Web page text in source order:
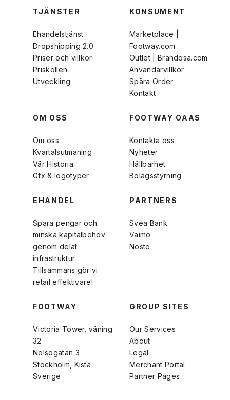
TJÄNSTER
Ehandelstjänst
Dropshipping 2.0
Priser och villkor
Priskollen
Utveckling
KONSUMENT
Marketplace |
Footway.com
Outlet | Brandosa.com
Användarvillkor
Spåra Order
Kontakt
OM OSS
Om oss
Kvartalsutmaning
Vår Historia
Gfx & logotyper
FOOTWAY OAAS
Kontakta oss
Nyheter
Hållbarhet
Bolagsstyrning
EHANDEL
Spara pengar och
minska kapitalbehov
genom delat
infrastruktur.
Tillsammans gör vi
retail effektivare!
PARTNERS
Svea Bank
Vaimo
Nosto
FOOTWAY
Victoria Tower, våning
32
Nolsögatan 3
Stockholm, Kista
Sverige
GROUP SITES
Our Services
About
Legal
Merchant Portal
Partner Pages